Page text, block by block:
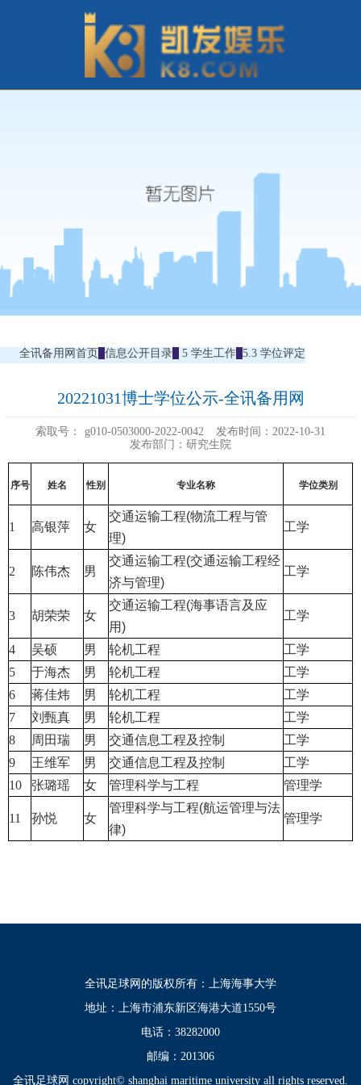
全讯备用网首页 信息公开目录 5 学生工作 5.3 学位评定
20221031博士学位公示-全讯备用网
索取号： g010-0503000-2022-0042
发布时间：2022-10-31
发布部门：研究生院
序号 姓名 性别 专业名称 学位类别
1 高银萍 女
交通运输工程(物流工程与管
理)
工学
2 陈伟杰 男
交通运输工程(交通运输工程经
济与管理)
工学
3 胡荣荣 女
交通运输工程(海事语言及应
用)
工学
4 吴硕 男 轮机工程
工学
5
于海杰 男 轮机工程
工学
6
蒋佳炜 男 轮机工程
工学
7
刘甄真 男 轮机工程
工学
8
周田瑞 男 交通信息工程及控制
工学
9
王维军 男 交通信息工程及控制
工学
10
张璐瑶 女 管理科学与工程 管理学
11 孙悦 女
管理科学与工程(航运管理与法
律)
管理学
全讯足球网的版权所有：上海海事大学
地址：上海市浦东新区海港大道1550号
电话：38282000
邮编：201306
全讯足球网 copyright© shanghai maritime university all rights reserved.